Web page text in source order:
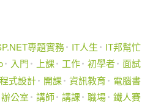
專題實務 IT人生
IT邦幫忙
入門 上課 工作 初學者 面試
程式設計 開課 資訊教育
電腦書
辦公室 講師 講課 職場 鐵人賽